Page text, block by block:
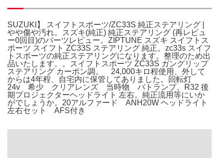
SUZUKI】 スイフトスポーツ/ZC33S 純正ステアリング |
やや傷や汚れ。スズキ(純正) 純正ステアリング (再レビュ
ー0回目)のパーツレビュー。ZIPTUNE スズキ スイフトス
ポーツ スイフト ZC33S ステアリング 純正。zc33s スイフ
トスポーツの純正ステアリングになります。整理のため出
品いたします。。スイフトスポーツ ZC33S ガングリップ
ステアリング カーボン調。 24,000キロ程使用、外して
からは4年程、自宅内に保管してありました。回転灯
24v 希少 クリアレンズ 当時物 パトランプ。R32 後
期プロジェクターヘッドライト 左右。純正流用等にいか
がでしょうか。20アルファード ANH20W ヘッドライト
左右セット AFS付き